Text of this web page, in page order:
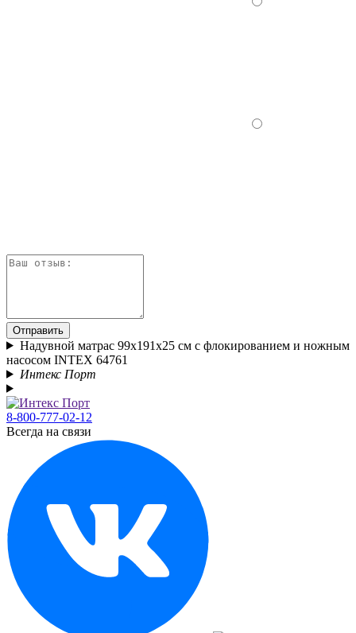
Отправить
Надувной матрас 99x191x25 см с флокированием и ножным
насосом INTEX 64761
Интекс Порт
8-800-777-02-12
Всегда на связи